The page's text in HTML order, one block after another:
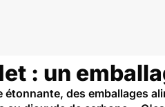
: un
étonnante, des emballages